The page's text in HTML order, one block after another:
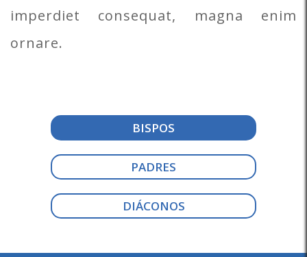
imperdiet consequat, magna enim
ornare.
BISPOS
PADRES
DIÁCONOS